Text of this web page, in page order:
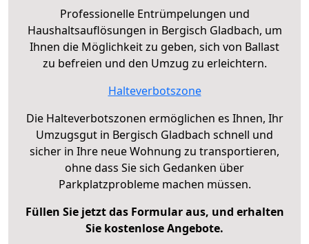
Professionelle Entrümpelungen und
Haushaltsauflösungen in Bergisch Gladbach, um
Ihnen die Möglichkeit zu geben, sich von Ballast
zu befreien und den Umzug zu erleichtern.
Halteverbotszone
Die Halteverbotszonen ermöglichen es Ihnen, Ihr
Umzugsgut in Bergisch Gladbach schnell und
sicher in Ihre neue Wohnung zu transportieren,
ohne dass Sie sich Gedanken über
Parkplatzprobleme machen müssen.
Füllen Sie jetzt das Formular aus, und erhalten
Sie kostenlose Angebote.